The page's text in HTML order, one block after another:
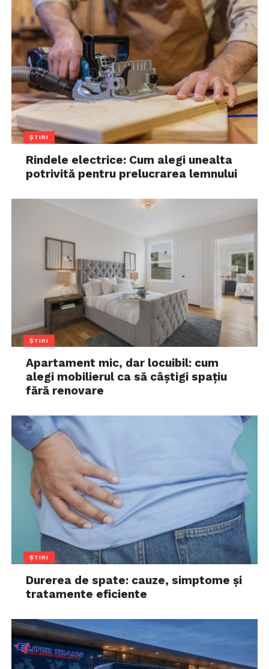
ȘTIRI
Rindele electrice: Cum alegi unealta
potrivită pentru prelucrarea lemnului
ȘTIRI
Apartament mic, dar locuibil: cum
alegi mobilierul ca să câștigi spațiu
fără renovare
ȘTIRI
Durerea de spate: cauze, simptome și
tratamente eficiente